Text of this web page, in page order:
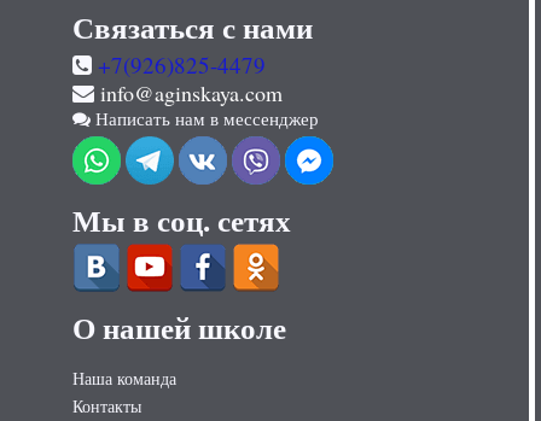
Связаться с нами
+7(926)825-4479
info@aginskaya.com
Написать нам в мессенджер
Мы в соц. сетях
О нашей школе
Наша команда
Контакты